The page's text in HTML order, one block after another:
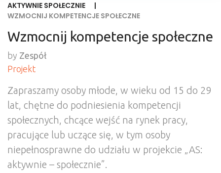
AKTYWNIE SPOŁECZNIE
|
WZMOCNIJ KOMPETENCJE SPOŁECZNE
Wzmocnij kompetencje społeczne
by Zespół
Projekt
Zapraszamy osoby młode, w wieku od 15 do 29
lat, chętne do podniesienia kompetencji
społecznych, chcące wejść na rynek pracy,
pracujące lub uczące się, w tym osoby
niepełnosprawne do udziału w projekcie „AS:
aktywnie – społecznie”.